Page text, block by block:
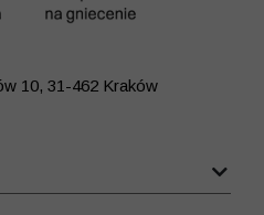
10, 31-462 Kraków